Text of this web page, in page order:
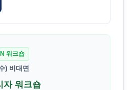
워크숍
) 비대면
자 워크숍